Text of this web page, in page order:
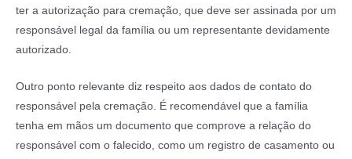
ter a autorização para cremação, que deve ser assinada por um
responsável legal da família ou um representante devidamente
autorizado.
Outro ponto relevante diz respeito aos dados de contato do
responsável pela cremação. É recomendável que a família
tenha em mãos um documento que comprove a relação do
responsável com o falecido, como um registro de casamento ou